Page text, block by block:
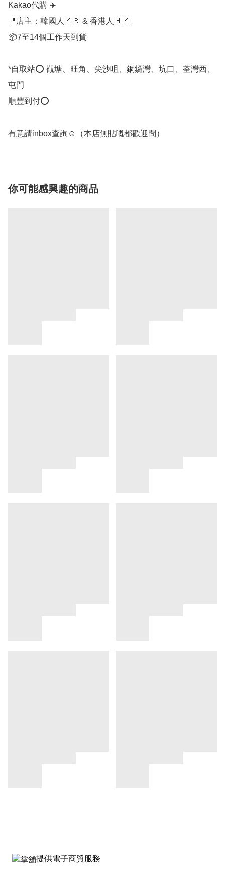
Kakao代購 ✈️
📍店主：韓國人🇰🇷 & 香港人🇭🇰
📦7至14個工作天到貨
*自取站⭕ 觀塘、旺角、尖沙咀、銅鑼灣、坑口、荃灣西、
屯門
順豐到付⭕
有意請inbox查詢☺️（本店無貼嘅都歡迎問）
你可能感興趣的商品
提供電子商貿服務